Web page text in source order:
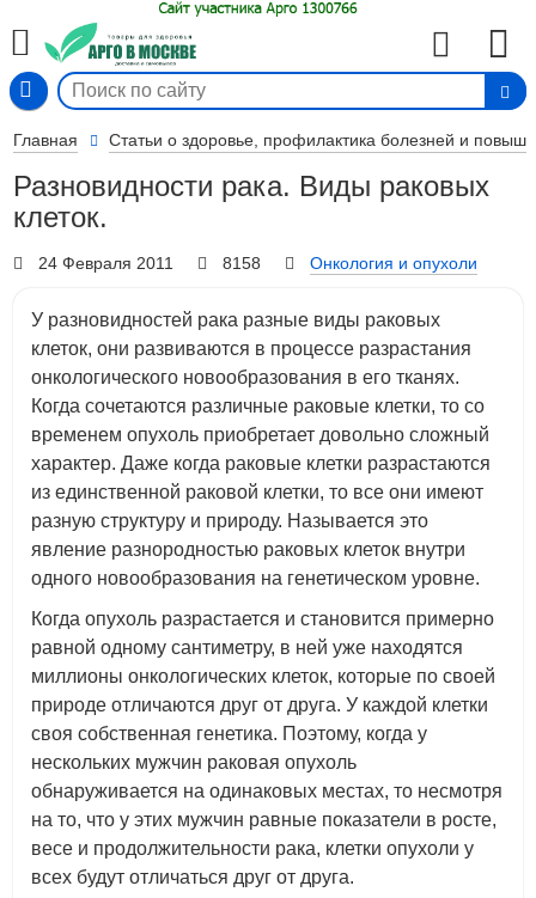
Главная Статьи о здоровье, профилактика болезней и
Разновидности рака. Виды раковых
клеток.
24 Февраля 2011 8158 Онкология и опухоли
У разновидностей рака разные виды раковых
клеток, они развиваются в процессе разрастания
онкологического новообразования в его тканях.
Когда сочетаются различные раковые клетки, то со
временем опухоль приобретает довольно сложный
характер. Даже когда раковые клетки разрастаются
из единственной раковой клетки, то все они имеют
разную структуру и природу. Называется это
явление разнородностью раковых клеток внутри
одного новообразования на генетическом уровне.
Когда опухоль разрастается и становится примерно
равной одному сантиметру, в ней уже находятся
миллионы онкологических клеток, которые по своей
природе отличаются друг от друга. У каждой клетки
своя собственная генетика. Поэтому, когда у
нескольких мужчин раковая опухоль
обнаруживается на одинаковых местах, то несмотря
на то, что у этих мужчин равные показатели в росте,
весе и продолжительности рака, клетки опухоли у
всех будут отличаться друг от друга.